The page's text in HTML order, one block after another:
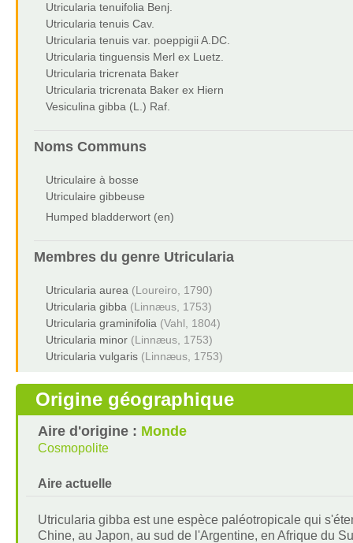
Utricularia tenuifolia Benj.
Utricularia tenuis Cav.
Utricularia tenuis var. poeppigii A.DC.
Utricularia tinguensis Merl ex Luetz.
Utricularia tricrenata Baker
Utricularia tricrenata Baker ex Hiern
Vesiculina gibba (L.) Raf.
Noms Communs
Utriculaire à bosse
Utriculaire gibbeuse
Humped bladderwort (en)
Membres du genre Utricularia
Utricularia aurea (Loureiro, 1790)
Utricularia gibba (Linnæus, 1753)
Utricularia graminifolia (Vahl, 1804)
Utricularia minor (Linnæus, 1753)
Utricularia vulgaris (Linnæus, 1753)
Origine géographique
Aire d'origine : Monde
Cosmopolite
Aire actuelle
Utricularia gibba est une espèce paléotropicale qui
Chine, au Japon, au sud de l'Argentine, en Afrique du